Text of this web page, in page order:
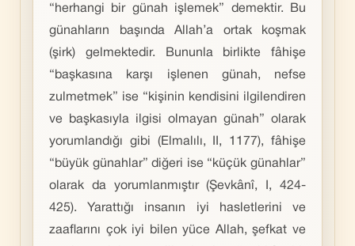
“herhangi bir günah işlemek” demektir. Bu
günahların başında Allah’a ortak koşmak
(şirk) gelmektedir. Bununla birlikte fâhişe
“başkasına karşı işlenen günah, nefse
zulmetmek” ise “kişinin kendisini ilgilendiren
ve başkasıyla ilgisi olmayan günah” olarak
yorumlandığı gibi (Elmalılı, II, 1177), fâhişe
“büyük günahlar” diğeri ise “küçük günahlar”
olarak da yorumlanmıştır (Şevkânî, I, 424-
425). Yarattığı insanın iyi hasletlerini ve
zaaflarını çok iyi bilen yüce Allah, şefkat ve